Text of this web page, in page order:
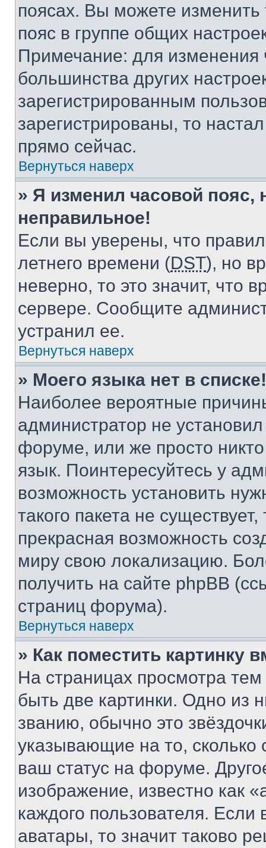
поясах. Вы можете изменить
пояс в группе общих
Примечание: для изменения
большинства других
зарегистрированным
зарегистрированы, то
прямо сейчас.
Вернуться наверх
» Я изменил часовой пояс,
неправильное!
Если вы уверены, что
летнего времени (DST), но
неверно, то это значит, что
сервере. Сообщите
устранил ее.
Вернуться наверх
» Моего языка нет в списке!
Наиболее вероятные
администратор не
форуме, или же просто
язык. Поинтересуйтесь у
возможность установить
такого пакета не
прекрасная возможность
миру свою локализацию.
получить на сайте phpBB
страниц форума).
Вернуться наверх
» Как поместить картинку
На страницах просмотра
быть две картинки. Одно из
званию, обычно это
указывающие на то,
ваш статус на форуме.
изображение, известно как
каждого пользователя.
аватары, то значит таково